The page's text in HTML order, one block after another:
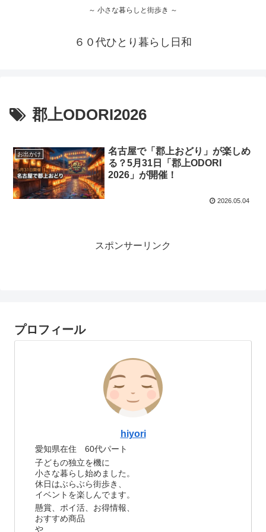
～ 小さな暮らしと街歩き ～
６０代ひとり暮らし日和
郡上ODORI2026
お出かけ
名古屋で「郡上おどり」が楽しめ
る？5月31日「郡上ODORI
2026」が開催！
2026.05.04
スポンサーリンク
プロフィール
hiyori
愛知県在住 60代パート
子どもの独立を機に
小さな暮らし始めました。
休日はぶらぶら街歩き、
イベントを楽しんでます。
懸賞、ポイ活、お得情報、
おすすめ商品
や